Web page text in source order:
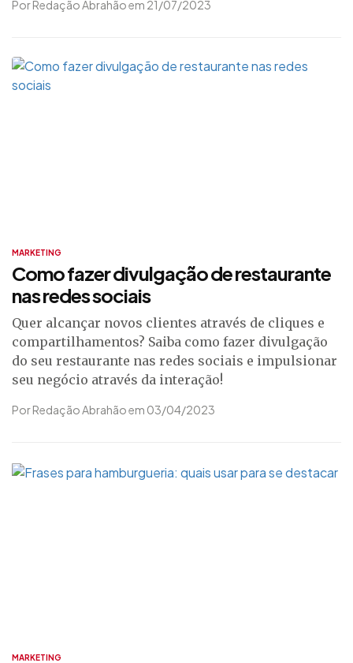
Por Redação Abrahão em 21/07/2023
MARKETING
Como fazer divulgação de restaurante
nas redes sociais
Quer alcançar novos clientes através de cliques e
compartilhamentos? Saiba como fazer divulgação
do seu restaurante nas redes sociais e impulsionar
seu negócio através da interação!
Por Redação Abrahão em 03/04/2023
MARKETING